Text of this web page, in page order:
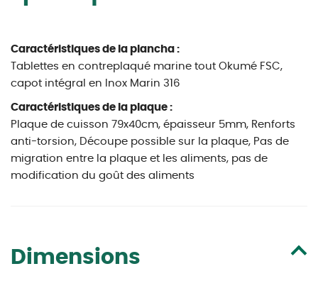
Caractéristiques de la plancha :
Tablettes en contreplaqué marine tout Okumé FSC,
capot intégral en Inox Marin 316
Caractéristiques de la plaque :
Plaque de cuisson 79x40cm, épaisseur 5mm, Renforts
anti-torsion, Découpe possible sur la plaque, Pas de
migration entre la plaque et les aliments, pas de
modification du goût des aliments
Dimensions